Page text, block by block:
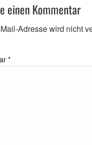
einen Kommentar
Adresse wird nicht
*